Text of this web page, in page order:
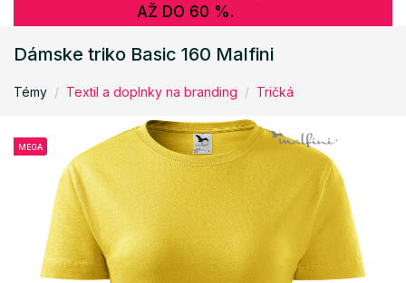
AŽ DO 60 %.
Dámske triko Basic 160 Malfini
Témy Textil a doplnky na branding Tričká
MEGA